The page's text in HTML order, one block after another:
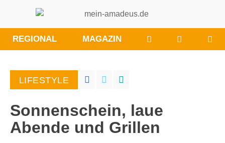
REGIONAL MAGAZIN WÜNSCHE/
SIE
LIFESTYLE
Sonnenschein, laue
Abende und Grillen